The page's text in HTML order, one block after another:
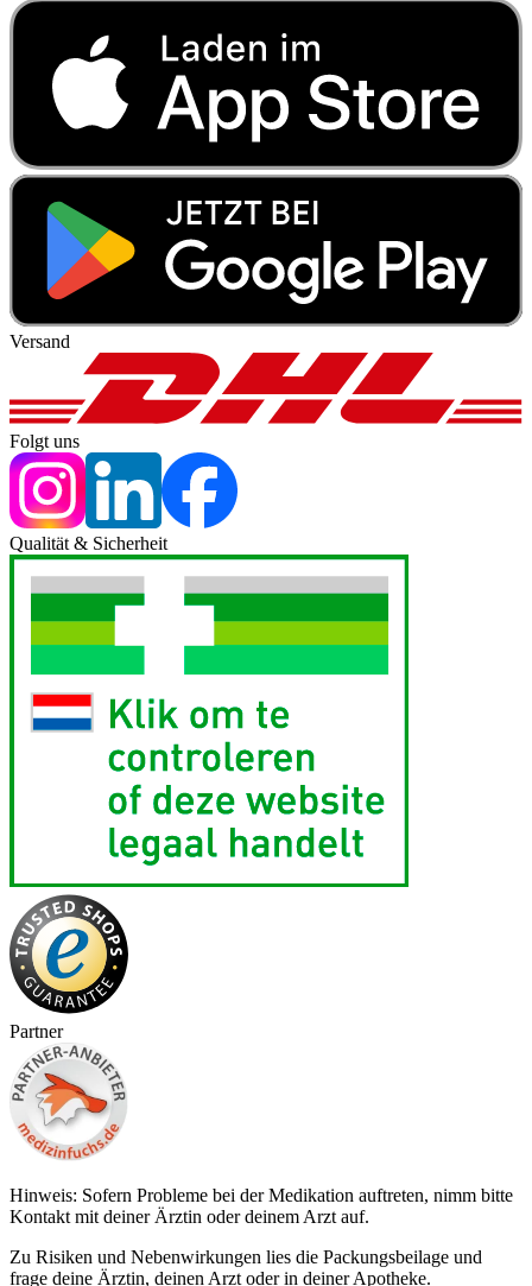
Versand
Folgt uns
Qualität & Sicherheit
Partner
Hinweis: Sofern Probleme bei der Medikation auftreten, nimm bitte
Kontakt mit deiner Ärztin oder deinem Arzt auf.
Zu Risiken und Nebenwirkungen lies die Packungsbeilage und
frage deine Ärztin, deinen Arzt oder in deiner Apotheke.